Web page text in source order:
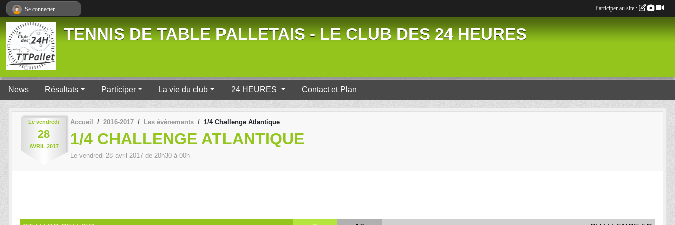
TENNIS DE TABLE PALLETAIS - LE CLUB DES 24 HEURES
News Résultats Participer La vie du club 24 HEURES Contact et Plan
Le vendredi
28
AVRIL 2017
Accueil 2016-2017 Les évènements 1/4 Challenge Atlantique
1/4 CHALLENGE ATLANTIQUE
Le vendredi 28 avril 2017 de 20h30 à 00h
Se connecter Participer au site :
Panneau de gestion des cookies